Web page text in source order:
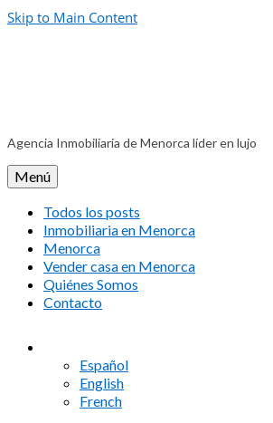
Skip to Main Content
Agencia Inmobiliaria de Menorca líder en lujo
Menú
Todos los posts
Inmobiliaria en Menorca
Menorca
Vender casa en Menorca
Quiénes Somos
Contacto
Español
English
French